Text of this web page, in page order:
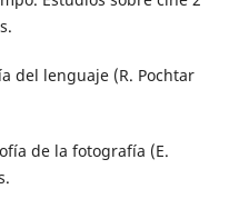
del lenguaje (R. Pochtar
de la fotografía (E.